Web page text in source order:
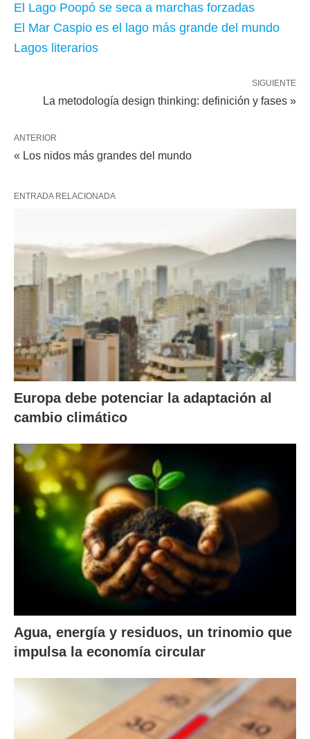
El Lago Poopó se seca a marchas forzadas
El Mar Caspio es el lago más grande del mundo
Lagos literarios
SIGUIENTE
La metodología design thinking: definición y fases »
ANTERIOR
« Los nidos más grandes del mundo
ENTRADA RELACIONADA
Europa debe potenciar la adaptación al
cambio climático
Agua, energía y residuos, un trinomio que
impulsa la economía circular